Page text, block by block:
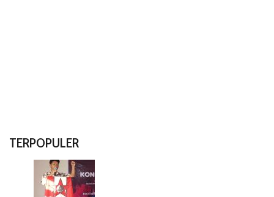
TERPOPULER